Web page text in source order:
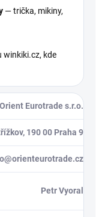
— trička, mikiny,
winkiki.cz, kde
Orient Eurotrade s.r.o.
190 00 Praha 9
Petr Vyoral